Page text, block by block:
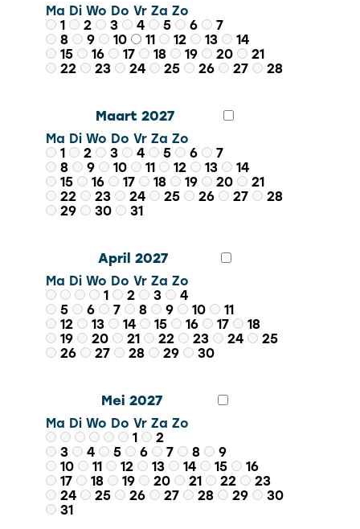
Ma Di Wo Do Vr Za Zo
1
2 3 4 5 6
7
8
9 10 11 12 13
14
15
16 17 18 19 20
21
22
23 24 25 26 27 28
Maart 2027
Ma Di Wo Do Vr Za Zo
1
2 3 4 5 6
7
8
9 10 11 12 13
14
15
16 17 18 19 20
21
22
23 24 25 26 27
28
29
30 31
April 2027
Ma Di Wo Do Vr Za Zo
1
2 3
4
5
6 7 8 9 10
11
12
13 14 15 16 17
18
19
20 21 22 23 24
25
26
27 28 29 30
Mei 2027
Ma Di Wo Do Vr Za Zo
1
2
3
4 5 6 7 8
9
10
11 12 13 14 15
16
17
18 19 20 21 22
23
24
25 26 27 28 29
30
31